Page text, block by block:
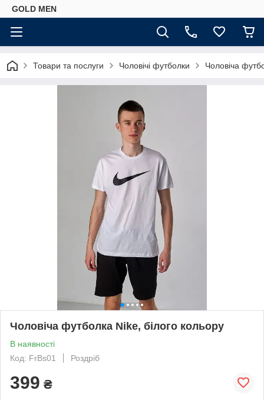
GOLD MEN
Товари та послуги Чоловічі футболки Чоловіча
Чоловіча футболка Nike, білого кольору
В наявності
Код: FrBs01
Роздріб
399 ₴